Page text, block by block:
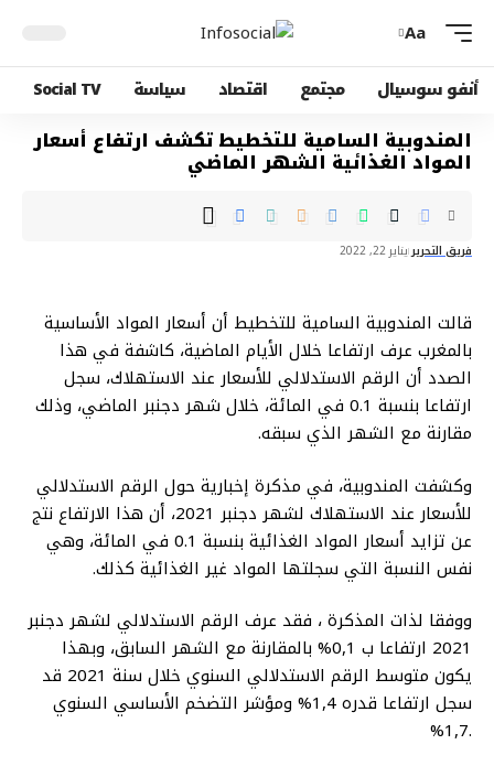
Aa
أنفو سوسيال مجتمع اقتصاد سياسة Social TV
المندوبية السامية للتخطيط تكشف ارتفاع أسعار
المواد الغذائية الشهر الماضي
فريق التحريريناير 22, 2022
قالت المندوبية السامية للتخطيط أن أسعار المواد الأساسية
بالمغرب عرف ارتفاعا خلال الأيام الماضية، كاشفة في هذا
الصدد أن الرقم الاستدلالي للأسعار عند الاستهلاك، سجل
ارتفاعا بنسبة 0.1 في المائة، خلال شهر دجنبر الماضي، وذلك
مقارنة مع الشهر الذي سبقه.
وكشفت المندوبية، في مذكرة إخبارية حول الرقم الاستدلالي
للأسعار عند الاستهلاك لشهر دجنبر 2021، أن هذا الارتفاع نتج
عن تزايد أسعار المواد الغذائية بنسبة 0.1 في المائة، وهي
نفس النسبة التي سجلتها المواد غير الغذائية كذلك.
ووفقا لذات المذكرة ، فقد عرف الرقم الاستدلالي لشهر دجنبر
2021 ارتفاعا ب 0,1% بالمقارنة مع الشهر السابق، وبهذا
يكون متوسط الرقم الاستدلالي السنوي خلال سنة 2021 قد
سجل ارتفاعا قدره 1,4% ومؤشر التضخم الأساسي السنوي
.1,7%